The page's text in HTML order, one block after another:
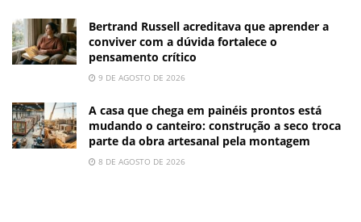
Bertrand Russell acreditava que aprender a
conviver com a dúvida fortalece o
pensamento crítico
9 DE AGOSTO DE 2026
A casa que chega em painéis prontos está
mudando o canteiro: construção a seco troca
parte da obra artesanal pela montagem
8 DE AGOSTO DE 2026